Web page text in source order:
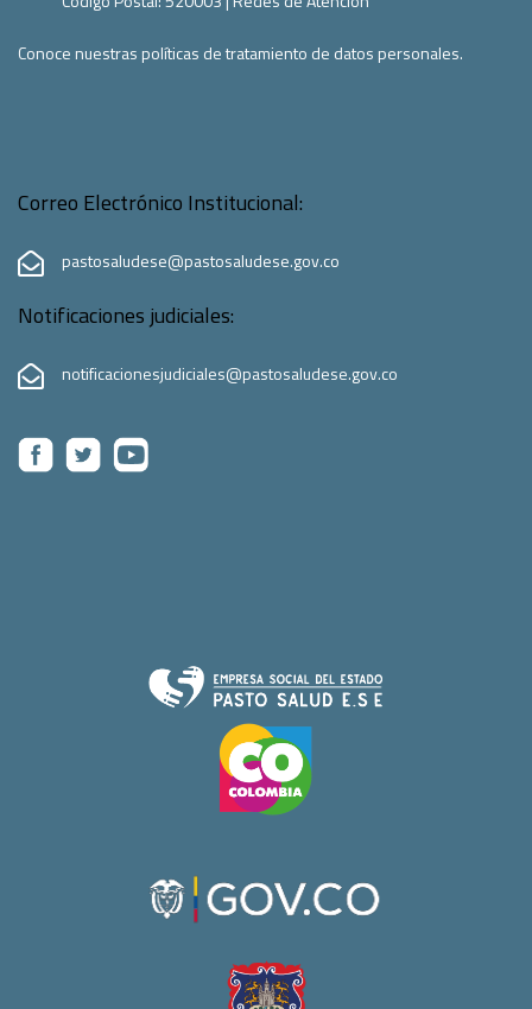
Conoce nuestras políticas de tratamiento de datos personales.
Correo Electrónico Institucional:
pastosaludese@pastosaludese.gov.co
Notificaciones judiciales:
notificacionesjudiciales@pastosaludese.gov.co